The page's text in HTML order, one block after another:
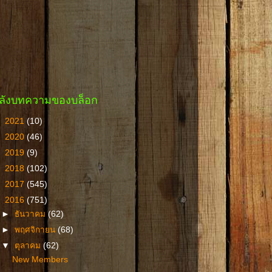
งบทความของบล็อก
2021 (10)
2020 (46)
2019 (9)
2018 (102)
2017 (545)
2016 (751)
► ธันวาคม(62)
►พฤศจิกายน(68)
▼ ตุลาคม(62)
New Members